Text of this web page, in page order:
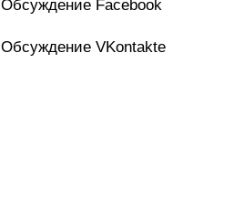
Обсуждение Facebook
Обсуждение VKontakte